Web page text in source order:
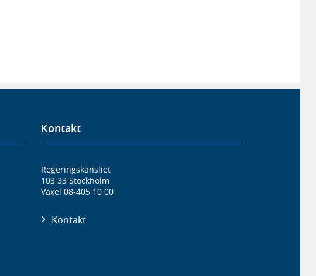
Kontakt
Regeringskansliet
103 33 Stockholm
Växel 08-405 10 00
Kontakt